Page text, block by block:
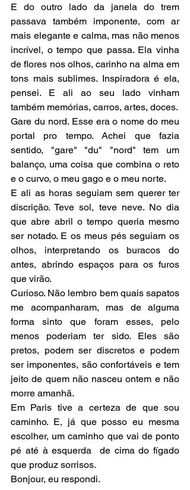
E do outro lado da janela do trem
passava também imponente, com ar
mais elegante e calma, mas não menos
incrível, o tempo que passa. Ela vinha
de flores nos olhos, carinho na alma em
tons mais sublimes. Inspiradora é ela,
pensei. E ali ao seu lado vinham
Gare du nord. Esse era o nome do meu
portal pro tempo. Achei que fazia
sentido, "gare" "du" "nord" tem um
balanço, uma coisa que combina o reto
e o curvo, o meu gago e o meu norte.
E ali as horas seguiam sem querer ter
discrição. Teve sol, teve neve. No dia
que abre abril o tempo queria mesmo
ser notado. E os meus pés seguiam os
olhos, interpretando os buracos do
antes, abrindo espaços para os furos
que virão.
Curioso. Não lembro bem quais sapatos
me acompanharam, mas de alguma
forma sinto que foram esses, pelo
menos poderiam ter sido. Eles são
pretos, podem ser discretos e podem
ser imponentes, são confortáveis e tem
jeito de quem não nasceu ontem e não
morre amanhã.
Em Paris tive a certeza de que sou
caminho. E, já que posso eu mesma
escolher, um caminho que vai de ponto
pé até à esquerda  de cima do fígado
que produz sorrisos.
Bonjour, eu respondi.